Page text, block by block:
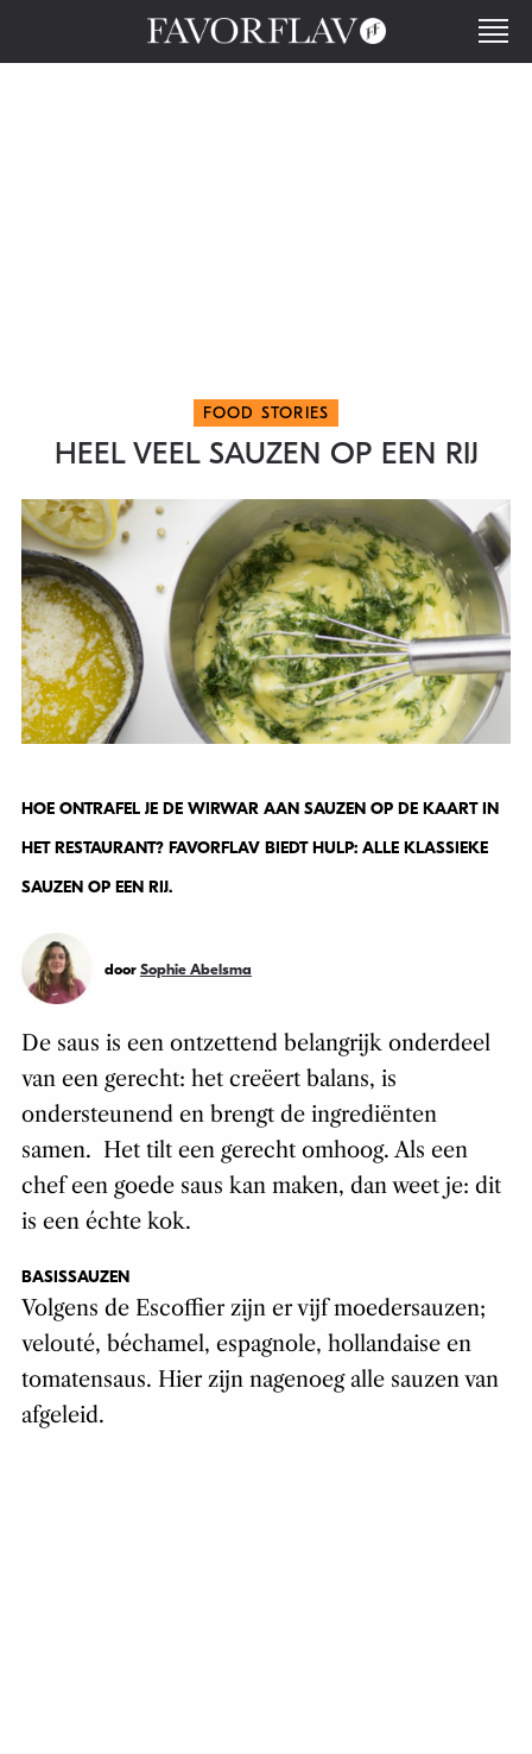
FOOD STORIES
HEEL VEEL SAUZEN OP EEN RIJ
HOE ONTRAFEL JE DE WIRWAR AAN SAUZEN OP DE KAART IN
HET RESTAURANT? FAVORFLAV BIEDT HULP: ALLE KLASSIEKE
SAUZEN OP EEN RIJ.
door Sophie Abelsma
De saus is een ontzettend belangrijk onderdeel
van een gerecht: het creëert balans, is
ondersteunend en brengt de ingrediënten
samen. Het tilt een gerecht omhoog. Als een
chef een goede saus kan maken, dan weet je: dit
is een échte kok.
BASISSAUZEN
Volgens de Escoffier zijn er vijf moedersauzen;
velouté, béchamel, espagnole, hollandaise en
tomatensaus. Hier zijn nagenoeg alle sauzen van
afgeleid.